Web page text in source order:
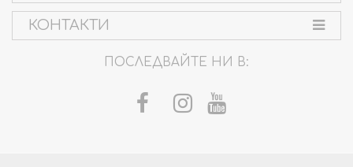
КОНТАКТИ
ПОСЛЕДВАЙТЕ НИ В: